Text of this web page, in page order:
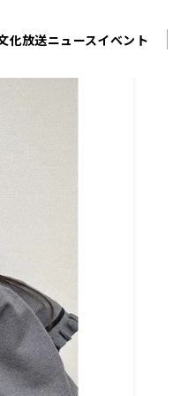
化放送ニュースイベント